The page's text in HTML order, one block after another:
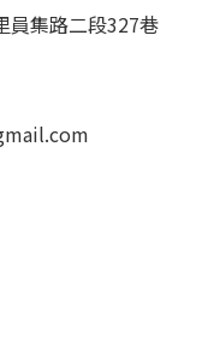
員集路二段327巷